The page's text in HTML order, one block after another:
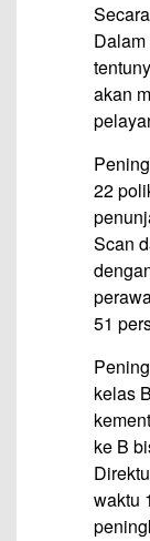
akan
22
Scan
51
kelas
ke B
waktu